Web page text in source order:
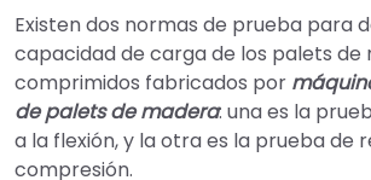
Existen dos normas de prueba para
capacidad de carga de los palets de
comprimidos fabricados por
de palets de madera: una es la
a la flexión, y la otra es la prueba de
compresión.